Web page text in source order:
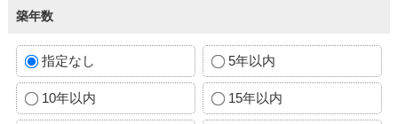
築年数
指定なし 5年以内
10年以内 15年以内